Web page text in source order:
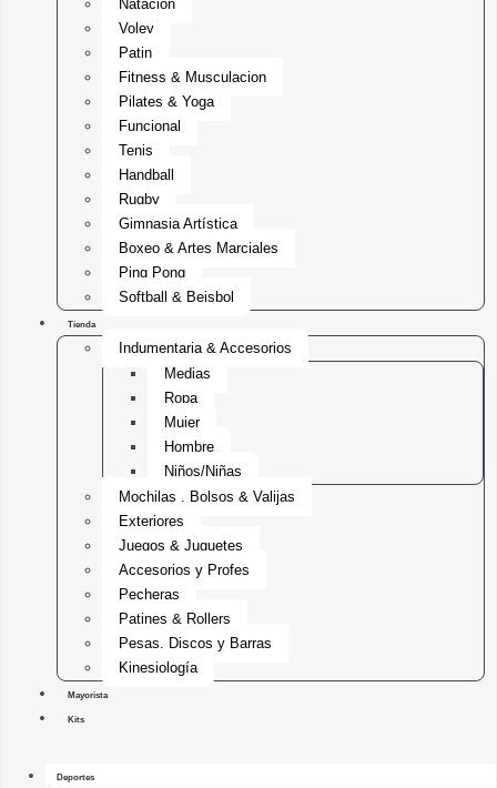
Natación
Voley
Patin
Fitness & Musculacion
Pilates & Yoga
Funcional
Tenis
Handball
Rugby
Gimnasia Artística
Boxeo & Artes Marciales
Ping Pong
Softball & Beisbol
Tienda
Indumentaria & Accesorios
Medias
Ropa
Mujer
Hombre
Niños/Niñas
Mochilas , Bolsos & Valijas
Exteriores
Juegos & Juguetes
Accesorios y Profes
Pecheras
Patines & Rollers
Pesas, Discos y Barras
Kinesiología
Mayorista
Kits
Deportes